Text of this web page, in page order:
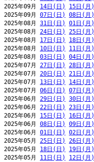
2025年09月 14日(日) 15日(月)
2025年09月 07日(日) 08日(月)
2025年08月 31日(日) 01日(月)
2025年08月 24日(日) 25日(月)
2025年08月 17日(日) 18日(月)
2025年08月 10日(日) 11日(月)
2025年08月 03日(日) 04日(月)
2025年07月 27日(日) 28日(月)
2025年07月 20日(日) 21日(月)
2025年07月 13日(日) 14日(月)
2025年07月 06日(日) 07日(月)
2025年06月 29日(日) 30日(月)
2025年06月 22日(日) 23日(月)
2025年06月 15日(日) 16日(月)
2025年06月 08日(日) 09日(月)
2025年06月 01日(日) 02日(月)
2025年05月 25日(日) 26日(月)
2025年05月 18日(日) 19日(月)
2025年05月 11日(日) 12日(月)